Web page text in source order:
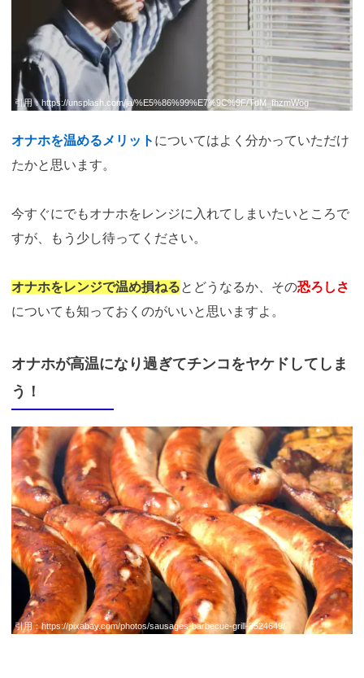
引用：https://unsplash.com/ja/%E5%86%99%E7%9C%9F/TdM_fhzmWog
オナホを温めるメリット についてはよく分かっていただけ
たかと思います。
今すぐにでもオナホをレンジに入れてしまいたいところで
すが、もう少し待ってください。
オナホをレンジで温め損ねるとどうなるか、その恐ろしさ
についても知っておくのがいいと思いますよ。
オナホが高温になり過ぎてチンコをヤケドしてしま
う！
引用：https://pixabay.com/photos/sausages-barbecue-grill-3524649/